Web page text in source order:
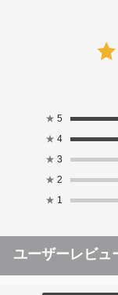
★ 5
★ 4
★ 3
★ 2
★ 1
ユーザーレビュ